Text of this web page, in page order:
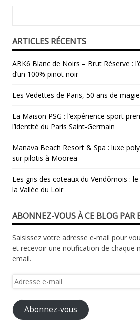
ARTICLES RÉCENTS
ABK6 Blanc de Noirs – Brut Réserve :
d’un 100% pinot noir
Les Vedettes de Paris, 50 ans de magie
La Maison PSG : l’expérience sport
l’identité du Paris Saint‑Germain
Manava Beach Resort & Spa : luxe
sur pilotis à Moorea
Les gris des coteaux du Vendômois :
la Vallée du Loir
ABONNEZ-VOUS À CE BLOG PAR
Saisissez votre adresse e-mail pour
et recevoir une notification de chaque
email.
Adresse
mail
Abonnez-vous